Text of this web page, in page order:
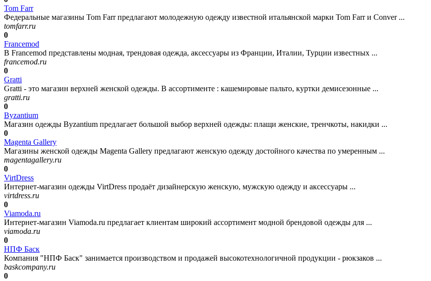
Tom Farr
Федеральные магазины Tom Farr предлагают молодежную одежду известной итальянской марки Tom Farr и Conver ...
tomfarr.ru
0
Francemod
В Francemod представлены модная, трендовая одежда, аксессуары из Франции, Италии, Турции известных ...
francemod.ru
0
Gratti
Gratti - это магазин верхней женской одежды. В ассортименте : кашемировые пальто, куртки демисезонные ...
gratti.ru
0
Byzantium
Магазин одежды Byzantium предлагает большой выбор верхней одежды: плащи женские, тренчкоты, накидки ...
0
Magenta Gallery
Магазины женской одежды Magenta Gallery предлагают женскую одежду достойного качества по умеренным ...
magentagallery.ru
0
VirtDress
Интернет-магазин одежды VirtDress продаёт дизайнерскую женскую, мужскую одежду и аксессуары ...
virtdress.ru
0
Viamoda.ru
Интернет-магазин Viamoda.ru предлагает клиентам широкий ассортимент модной брендовой одежды для ...
viamoda.ru
0
НПФ Баск
Компания "НПФ Баск" занимается производством и продажей высокотехнологичной продукции - рюкзаков ...
baskcompany.ru
0